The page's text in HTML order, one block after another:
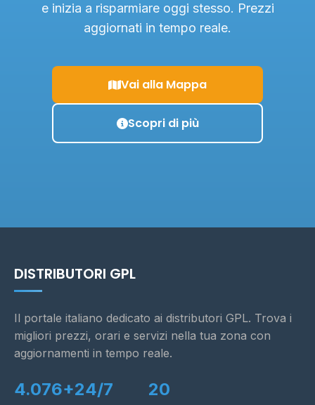
e inizia a risparmiare oggi stesso. Prezzi
aggiornati in tempo reale.
Vai alla Mappa
Scopri di più
DISTRIBUTORI GPL
Il portale italiano dedicato ai distributori GPL. Trova i
migliori prezzi, orari e servizi nella tua zona con
aggiornamenti in tempo reale.
4.076+24/7 20